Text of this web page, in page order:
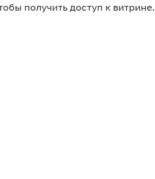
получить доступ к витрине.